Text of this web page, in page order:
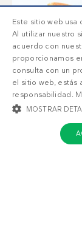
Este sitio web
Al utilizar nuestro
acuerdo con
proporcionamos
consulta con un
el sitio web, estás
responsabilidad.
MOSTRAR